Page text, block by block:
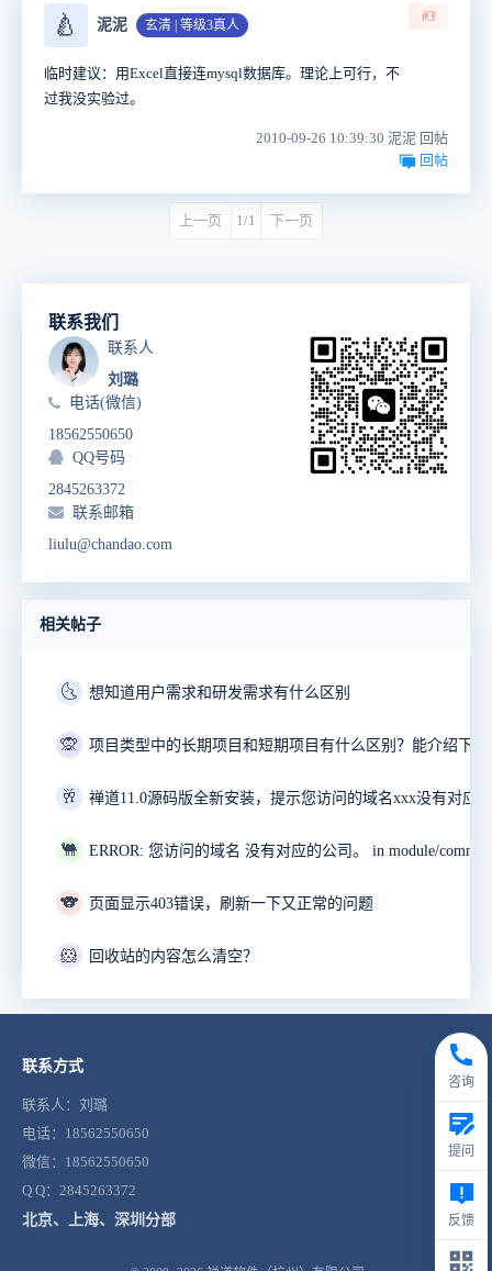
🍐 泥泥 玄清 | 等级3真人
#3
临时建议：用Excel直接连mysql数据库。理论上可行，不
过我没实验过。
2010-09-26 10:39:30 泥泥 回帖
回帖
上一页 1/1 下一页
联系我们
联系人
刘璐
电话(微信)
18562550650
QQ号码
2845263372
联系邮箱
liulu@chandao.com
相关帖子
🌜 想知道用户需求和研发需求有什么区别
🙊
🥂 禅道11.0源码版全新安装，提示您访问的域名xxx没有对应
🐫
🐨 页面显示403错误，刷新一下又正常的问题
🐹 回收站的内容怎么清空？
联系方式
联系人：刘璐
电话：18562550650
微信：18562550650
Q Q：2845263372
北京、上海、深圳分部
咨询
提问
反馈